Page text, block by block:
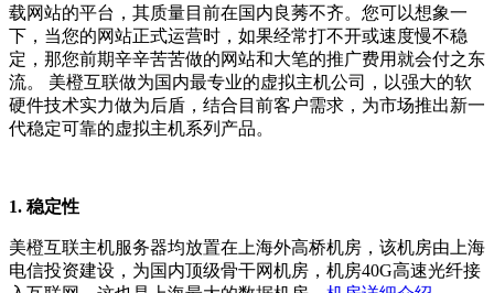
载网站的平台，其质量目前在国内良莠不齐。您可以想象一
下，当您的网站正式运营时，如果经常打不开或速度慢不稳
定，那您前期辛辛苦苦做的网站和大笔的推广费用就会付之东
流。 美橙互联做为国内最专业的虚拟主机公司，以强大的软
硬件技术实力做为后盾，结合目前客户需求，为市场推出新一
代稳定可靠的虚拟主机系列产品。
1. 稳定性
美橙互联主机服务器均放置在上海外高桥机房，该机房由上海
电信投资建设，为国内顶级骨干网机房，机房40G高速光纤接